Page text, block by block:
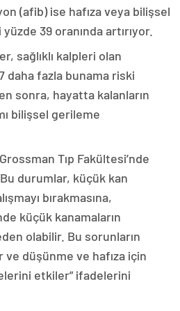
(afib) ise hafıza veya bilişsel
39 oranında artırıyor.
sağlıklı kalpleri olan
daha fazla bunama riski
sonra, hayatta kalanların
bilişsel gerileme
Tıp Fakültesi’nde
durumlar, küçük kan
bırakmasına,
küçük kanamaların
olabilir. Bu sorunların
ve düşünme ve hafıza için
etkiler” ifadelerini